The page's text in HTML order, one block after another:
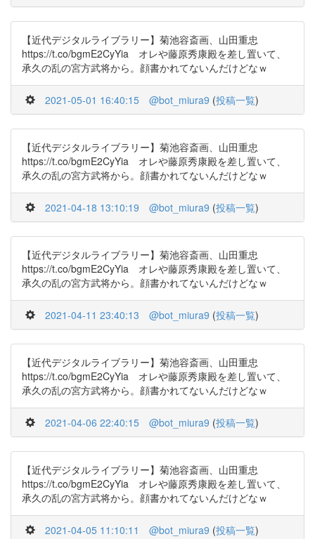
【近代デジタルライブラリー】菊池容斎画、山田重忠
https://t.co/bgmE2CyYia オレや藤原秀康殿を差し置いて、
承久の乱の宮方武将から。顔書かれてないんだけどなｗ
2021-05-01 16:40:15 @bot_miura9 (投稿一覧)
【近代デジタルライブラリー】菊池容斎画、山田重忠
https://t.co/bgmE2CyYia オレや藤原秀康殿を差し置いて、
承久の乱の宮方武将から。顔書かれてないんだけどなｗ
2021-04-18 13:10:19 @bot_miura9 (投稿一覧)
【近代デジタルライブラリー】菊池容斎画、山田重忠
https://t.co/bgmE2CyYia オレや藤原秀康殿を差し置いて、
承久の乱の宮方武将から。顔書かれてないんだけどなｗ
2021-04-11 23:40:13 @bot_miura9 (投稿一覧)
【近代デジタルライブラリー】菊池容斎画、山田重忠
https://t.co/bgmE2CyYia オレや藤原秀康殿を差し置いて、
承久の乱の宮方武将から。顔書かれてないんだけどなｗ
2021-04-06 22:40:15 @bot_miura9 (投稿一覧)
【近代デジタルライブラリー】菊池容斎画、山田重忠
https://t.co/bgmE2CyYia オレや藤原秀康殿を差し置いて、
承久の乱の宮方武将から。顔書かれてないんだけどなｗ
2021-04-05 11:10:11 @bot_miura9 (投稿一覧)